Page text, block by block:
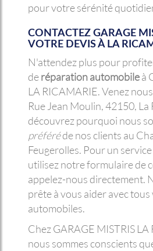
pour votre sérénité
CONTACTEZ GARAGE
VOTRE DEVIS À LA
N'attendez plus pour
deréparation automobileà
LA RICAMARIE. Venez
Rue Jean Moulin, 42150, La
découvrez pourquoi nous
préféréde nos clients au
Feugerolles. Pour un
utilisez notre formulaire de
appelez-nous directement.
prête à vous aider avec tous
automobiles.
Chez GARAGE MISTRIS
nous sommes conscients